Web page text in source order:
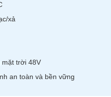
xả
trời 48V
an toàn và bền vững